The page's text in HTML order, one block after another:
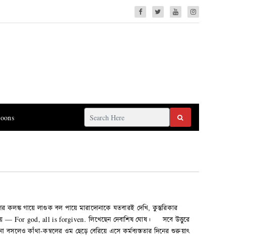
গায়ে লাগুক বল পায়ে মারাদোনাকে যতবারই দেখি, কুস্তুরিকার
— For god, all is forgiven. লিখেছেন দেবাশিষ ঘোষ। সবে উত্তুরে
কাঁথা-কম্বলের ওম ছেড়ে বেরিয়ে এসে কর্মব্যস্ততার দিনের শুরুয়াৎ